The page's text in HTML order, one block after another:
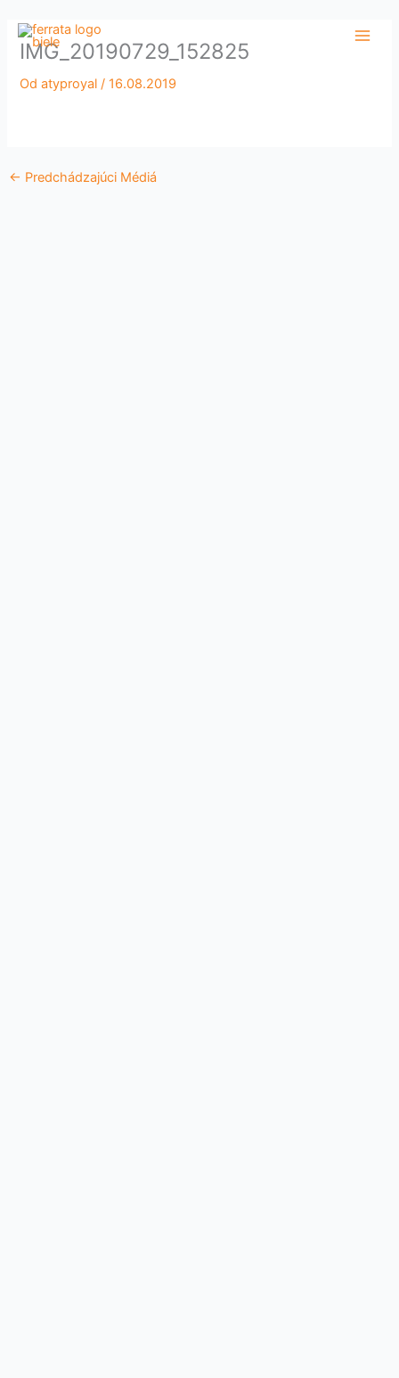
obsahIMG_20190729_152825
Od atyproyal /16.08.2019
← Predchádzajúci Médiá